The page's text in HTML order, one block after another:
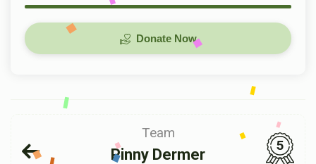
Donate Now
Team
Pinny Dermer
5